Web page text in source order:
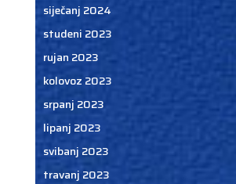
siječanj 2024
studeni 2023
rujan 2023
kolovoz 2023
srpanj 2023
lipanj 2023
svibanj 2023
travanj 2023